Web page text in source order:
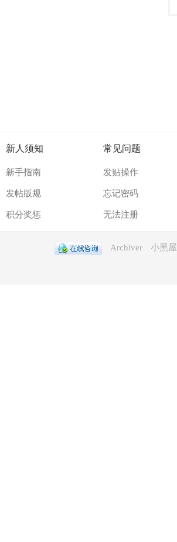
新人须知
新手指南
发帖版规
积分奖惩
常见问题
发贴操作
忘记密码
无法注册
Archiver 小黑屋